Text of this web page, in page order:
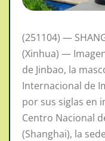
(251104) —
(Xinhua) —
de Jinbao, la
Internacional de
por sus siglas en
Centro Nacional
(Shanghai), la